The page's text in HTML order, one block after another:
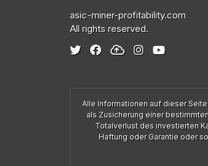
asic-miner-profitability.com
All rights reserved.
Alle Informationen auf dieser
als Zusicherung einer
Totalverlust des investierten
Haftung oder Garantie oder